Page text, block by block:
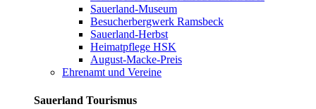
Sauerland-Museum
Besucherbergwerk Ramsbeck
Sauerland-Herbst
Heimatpflege HSK
August-Macke-Preis
Ehrenamt und Vereine
Sauerland Tourismus